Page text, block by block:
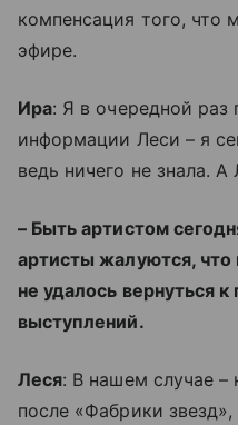
компенсация того, что
эфире.
Ира: Я в очередной раз
информации Леси – я
ведь ничего не знала. А
– Быть артистом
артисты жалуются,
не удалось вернуться
выступлений.
Леся: В нашем случае –
после «Фабрики